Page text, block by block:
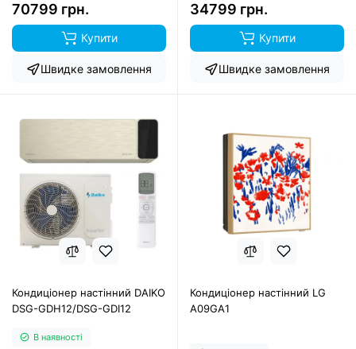
70799 грн.
Купити
Швидке замовлення
34799 грн.
Купити
Швидке замовлення
Кондиціонер настінний DAIKO
DSG-GDH12/DSG-GDI12
В наявності
Кондиціонер настінний LG
A09GA1